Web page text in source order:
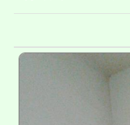
半價優
者。
份教師增
份教師
淨零綠
會
115年